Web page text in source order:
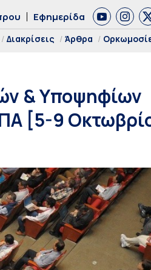
Εφημερίδα
Διακρίσεις Άρθρα
& Υποψηφίων
[5-9